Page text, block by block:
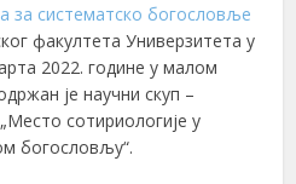
за систематско богословље
факултета Универзитета у
2022. године у малом
је научни скуп –
сотириологије у
богословљу“.